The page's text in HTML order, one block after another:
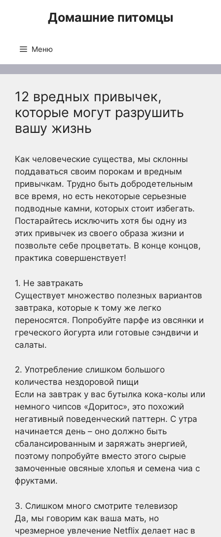
Домашние питомцы
Меню
12 вредных привычек,
которые могут разрушить
вашу жизнь
Как человеческие существа, мы склонны
поддаваться своим порокам и вредным
привычкам. Трудно быть добродетельным
все время, но есть некоторые серьезные
подводные камни, которых стоит избегать.
Постарайтесь исключить хотя бы одну из
этих привычек из своего образа жизни и
позвольте себе процветать. В конце концов,
практика совершенствует!
1. Не завтракать
Существует множество полезных вариантов
завтрака, которые к тому же легко
переносятся. Попробуйте парфе из овсянки и
греческого йогурта или готовые сэндвичи и
салаты.
2. Употребление слишком большого
количества нездоровой пищи
Если на завтрак у вас бутылка кока-колы или
немного чипсов «Доритос», это похожий
негативный поведенческий паттерн. С утра
начинается день – оно должно быть
сбалансированным и заряжать энергией,
поэтому попробуйте вместо этого сырые
замоченные овсяные хлопья и семена чиа с
фруктами.
3. Слишком много смотрите телевизор
Да, мы говорим как ваша мать, но
чрезмерное увлечение Netflix делает нас в